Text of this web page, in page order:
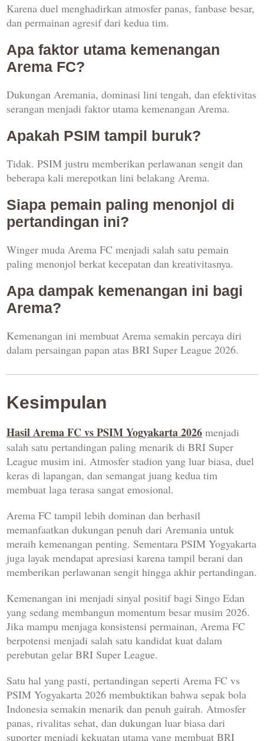
Karena duel menghadirkan atmosfer panas, fanbase besar,
dan permainan agresif dari kedua tim.
Apa faktor utama kemenangan
Arema FC?
Dukungan Aremania, dominasi lini tengah, dan efektivitas
serangan menjadi faktor utama kemenangan Arema.
Apakah PSIM tampil buruk?
Tidak. PSIM justru memberikan perlawanan sengit dan
beberapa kali merepotkan lini belakang Arema.
Siapa pemain paling menonjol di
pertandingan ini?
Winger muda Arema FC menjadi salah satu pemain
paling menonjol berkat kecepatan dan kreativitasnya.
Apa dampak kemenangan ini bagi
Arema?
Kemenangan ini membuat Arema semakin percaya diri
dalam persaingan papan atas BRI Super League 2026.
Kesimpulan
Hasil Arema FC vs PSIM Yogyakarta 2026 menjadi
salah satu pertandingan paling menarik di BRI Super
League musim ini. Atmosfer stadion yang luar biasa, duel
keras di lapangan, dan semangat juang kedua tim
membuat laga terasa sangat emosional.
Arema FC tampil lebih dominan dan berhasil
memanfaatkan dukungan penuh dari Aremania untuk
meraih kemenangan penting. Sementara PSIM Yogyakarta
juga layak mendapat apresiasi karena tampil berani dan
memberikan perlawanan sengit hingga akhir pertandingan.
Kemenangan ini menjadi sinyal positif bagi Singo Edan
yang sedang membangun momentum besar musim 2026.
Jika mampu menjaga konsistensi permainan, Arema FC
berpotensi menjadi salah satu kandidat kuat dalam
perebutan gelar BRI Super League.
Satu hal yang pasti, pertandingan seperti Arema FC vs
PSIM Yogyakarta 2026 membuktikan bahwa sepak bola
Indonesia semakin menarik dan penuh gairah. Atmosfer
panas, rivalitas sehat, dan dukungan luar biasa dari
suporter menjadi kekuatan utama yang membuat BRI